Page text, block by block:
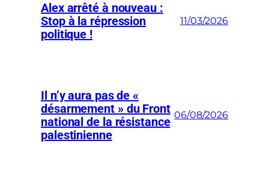
Alex arrêté à nouveau :
Stop à la répression
politique !
11/03/2026
Il n’y aura pas de «
désarmement » du Front
national de la résistance
palestinienne
06/08/2026